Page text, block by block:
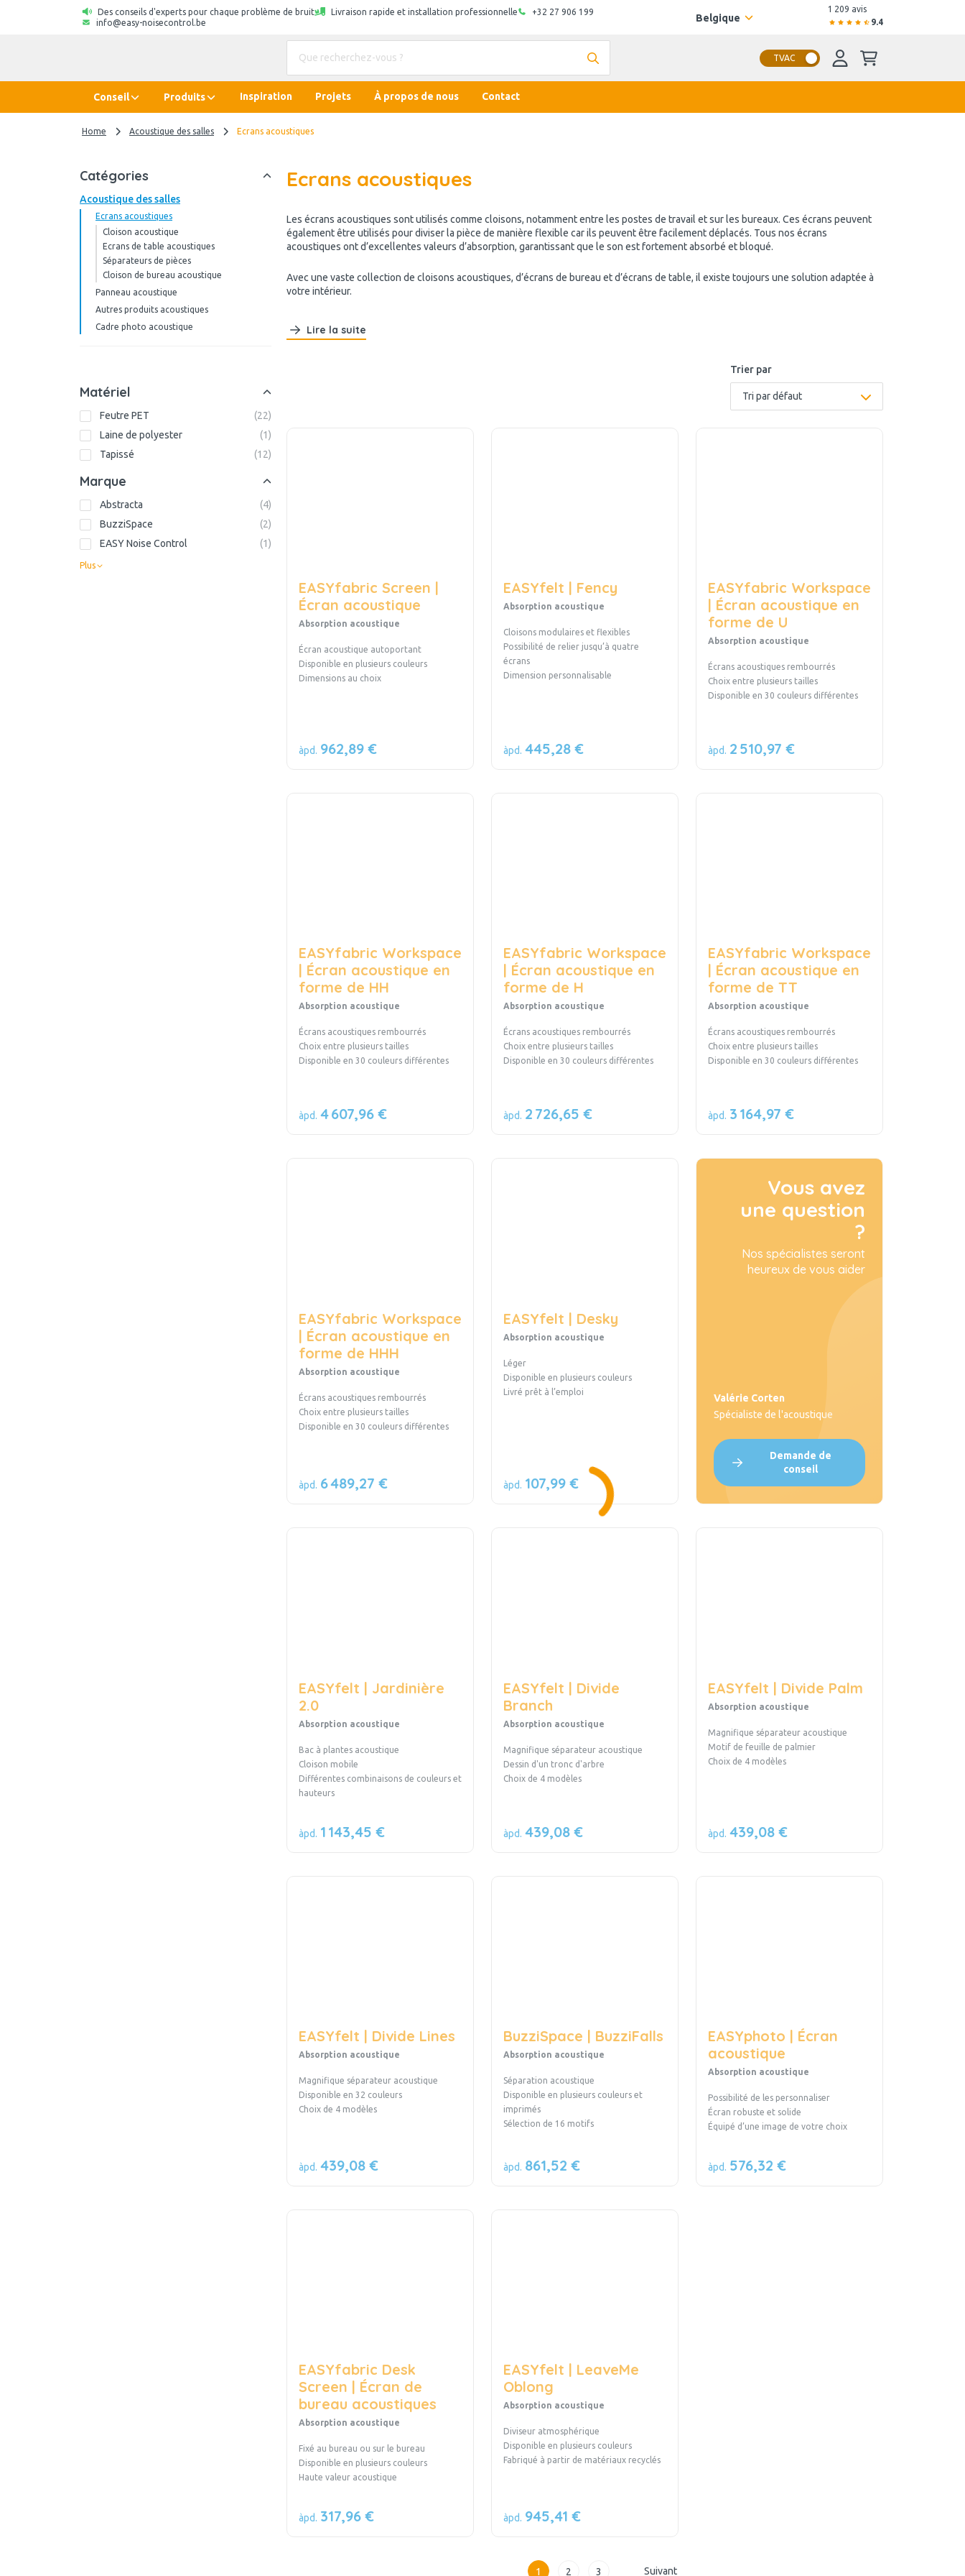
Des conseils d'experts pour chaque problème de bruit Livraison rapide et installation professionnelle
+32 27 906 199
info@easy-noisecontrol.be
Belgique
1 209 avis
9.4
TVAC
Conseil Produits Inspiration Projets À propos de nous Contact
Home Acoustique des salles Ecrans acoustiques
Catégories
Acoustique des salles
Ecrans acoustiques
Cloison acoustique
Ecrans de table acoustiques
Séparateurs de pièces
Cloison de bureau acoustique
Panneau acoustique
Autres produits acoustiques
Cadre photo acoustique
Matériel
Feutre PET (22)
Laine de polyester
(1)
Tapissé
(12)
Marque
Abstracta (4)
BuzziSpace
(2)
EASY Noise Control
(1)
Plus
Ecrans acoustiques
Les écrans acoustiques sont utilisés comme cloisons, notamment entre les postes de travail et sur les bureaux. Ces écrans peuvent
également être utilisés pour diviser la pièce de manière flexible car ils peuvent être facilement déplacés. Tous nos écrans
acoustiques ont d’excellentes valeurs d’absorption, garantissant que le son est fortement absorbé et bloqué.
Avec une vaste collection de cloisons acoustiques, d’écrans de bureau et d’écrans de table, il existe toujours une solution adaptée à
votre intérieur.
Lire la suite
Trier par
EASYfabric Screen |
Écran acoustique
Absorption acoustique
Écran acoustique autoportant
Disponible en plusieurs couleurs
Dimensions au choix
àpd. 962,89 €
EASYfelt | Fency
Absorption acoustique
Cloisons modulaires et flexibles
Possibilité de relier jusqu’à quatre
écrans
Dimension personnalisable
àpd. 445,28 €
EASYfabric Workspace
| Écran acoustique en
forme de U
Absorption acoustique
Écrans acoustiques rembourrés
Choix entre plusieurs tailles
Disponible en 30 couleurs différentes
àpd. 2 510,97 €
EASYfabric Workspace
| Écran acoustique en
forme de HH
Absorption acoustique
Écrans acoustiques rembourrés
Choix entre plusieurs tailles
Disponible en 30 couleurs différentes
àpd. 4 607,96 €
EASYfabric Workspace
| Écran acoustique en
forme de H
Absorption acoustique
Écrans acoustiques rembourrés
Choix entre plusieurs tailles
Disponible en 30 couleurs différentes
àpd. 2 726,65 €
EASYfabric Workspace
| Écran acoustique en
forme de TT
Absorption acoustique
Écrans acoustiques rembourrés
Choix entre plusieurs tailles
Disponible en 30 couleurs différentes
àpd. 3 164,97 €
EASYfabric Workspace
| Écran acoustique en
forme de HHH
Absorption acoustique
Écrans acoustiques rembourrés
Choix entre plusieurs tailles
Disponible en 30 couleurs différentes
àpd. 6 489,27 €
EASYfelt | Desky
Absorption acoustique
Léger
Disponible en plusieurs couleurs
Livré prêt à l’emploi
àpd. 107,99 €
Vous avez
une question
?
Nos spécialistes seront
heureux de vous aider
Valérie Corten
Spécialiste de l'acoustique
Demande de
conseil
EASYfelt | Jardinière
2.0
Absorption acoustique
Bac à plantes acoustique
Cloison mobile
Différentes combinaisons de couleurs et
hauteurs
àpd. 1 143,45 €
EASYfelt | Divide
Branch
Absorption acoustique
Magnifique séparateur acoustique
Dessin d'un tronc d'arbre
Choix de 4 modèles
àpd. 439,08 €
EASYfelt | Divide Palm
Absorption acoustique
Magnifique séparateur acoustique
Motif de feuille de palmier
Choix de 4 modèles
àpd. 439,08 €
EASYfelt | Divide Lines
Absorption acoustique
Magnifique séparateur acoustique
Disponible en 32 couleurs
Choix de 4 modèles
àpd. 439,08 €
BuzziSpace | BuzziFalls
Absorption acoustique
Séparation acoustique
Disponible en plusieurs couleurs et
imprimés
Sélection de 16 motifs
àpd. 861,52 €
EASYphoto | Écran
acoustique
Absorption acoustique
Possibilité de les personnaliser
Écran robuste et solide
Équipé d’une image de votre choix
àpd. 576,32 €
EASYfabric Desk
Screen | Écran de
bureau acoustiques
Absorption acoustique
Fixé au bureau ou sur le bureau
Disponible en plusieurs couleurs
Haute valeur acoustique
àpd. 317,96 €
EASYfelt | LeaveMe
Oblong
Absorption acoustique
Diviseur atmosphérique
Disponible en plusieurs couleurs
Fabriqué à partir de matériaux recyclés
àpd. 945,41 €
1 2 3 Suivant